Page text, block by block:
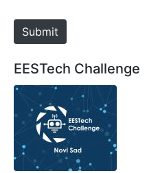
e
Submit
EESTech Challenge